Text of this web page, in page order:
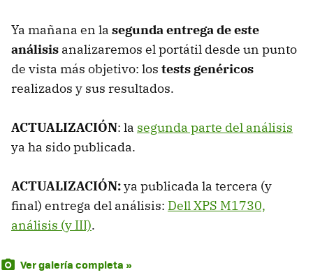
Ya mañana en la segunda entrega de este
análisis analizaremos el portátil desde un punto
de vista más objetivo: los tests genéricos
realizados y sus resultados.
ACTUALIZACIÓN: la segunda parte del análisis
ya ha sido publicada.
ACTUALIZACIÓN:ya publicada la tercera (y
final) entrega del análisis: Dell XPS M1730,
análisis (y III).
Ver galería completa »